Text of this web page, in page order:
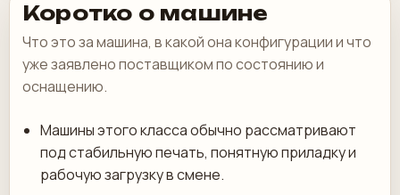
Коротко о машине
Что это за машина, в какой она конфигурации и что
уже заявлено поставщиком по состоянию и
оснащению.
Машины этого класса обычно рассматривают
под стабильную печать, понятную приладку и
рабочую загрузку в смене.